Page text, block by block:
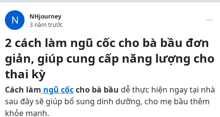
N
NHjourney
3 năm trước
2 cách làm ngũ cốc cho bà bầu đơn
giản, giúp cung cấp năng lượng cho
thai kỳ
Cách làm ngũ cốccho bà bầu dễ thực hiện ngay tại nhà
sau đây sẽ giúp bổ sung dinh dưỡng, cho mẹ bầu thêm
khỏe mạnh.